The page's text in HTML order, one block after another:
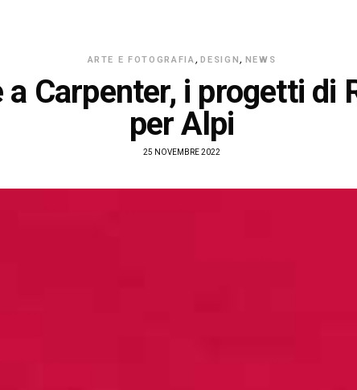
ARTE E FOTOGRAFIA, DESIGN, NEWS
Carpenter, i progetti di
per Alpi
25 NOVEMBRE 2022